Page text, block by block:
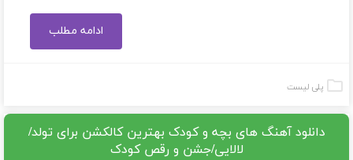
ادامه مطلب
پلی لیست
دانلود آهنگ های بچه و کودک بهترین کالکشن برای تولد/
لالایی/جشن و رقص کودک